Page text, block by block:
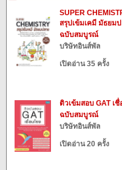
SUPER
สรุปเข้มเคมี มัธยม
ฉบับสมบูรณ์
บริษัทอินส์พัล
เปิดอ่าน 35 ครั้ง
ติวเข้มสอบ GAT เชื่
ฉบับสมบูรณ์
บริษัทอินส์พัล
เปิดอ่าน 20 ครั้ง